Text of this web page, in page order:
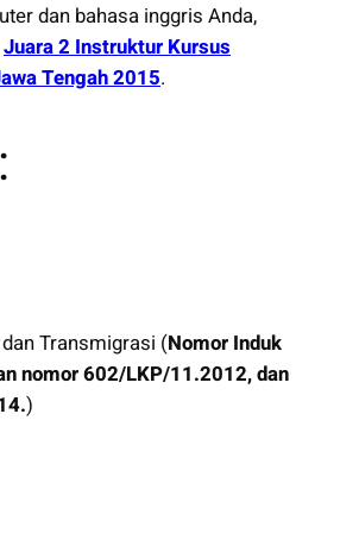
dan bahasa inggris Anda,
Juara 2 Instruktur Kursus
Tengah 2015.
Transmigrasi (Nomor Induk
nomor 602/LKP/11.2012, dan
)